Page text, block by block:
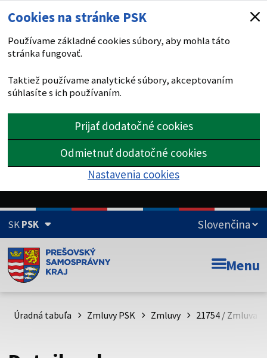
Cookies na stránke PSK
Používame základné cookies súbory, aby mohla táto
stránka fungovať.
Taktiež používame analytické súbory, akceptovaním
súhlasíte s ich používaním.
Prijať dodatočné cookies
Odmietnuť dodatočné cookies
Nastavenia cookies
SKPSK
Doména psk.sk je oficiálna
Toto je oficiálna webová stránka Prešovského
psk.sk.
Menu
Úradná tabuľa Zmluvy PSK Zmluvy 21754 / Zmluva